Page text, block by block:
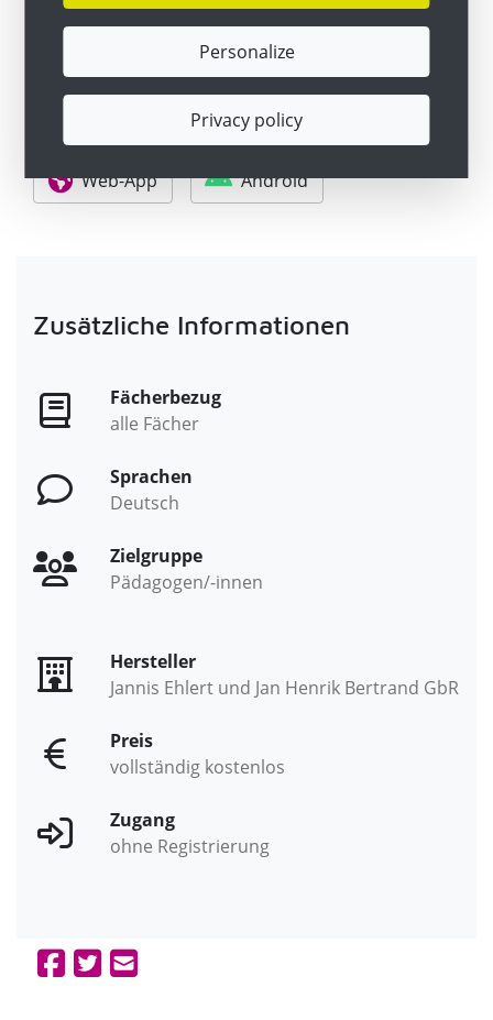
Hier geht's zum Tool
Web-App Android
Zusätzliche Informationen
Fächerbezug
alle Fächer
Sprachen
Deutsch
Zielgruppe
Pädagogen/-innen
Hersteller
Jannis Ehlert und Jan Henrik Bertrand GbR
Preis
vollständig kostenlos
Zugang
ohne Registrierung
Personalize
Privacy policy